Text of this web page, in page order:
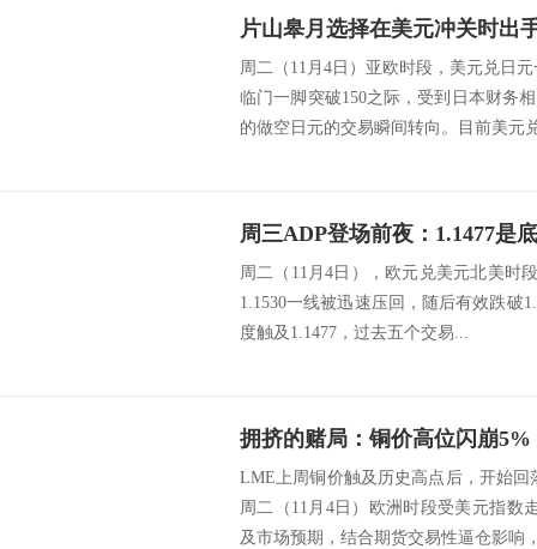
周二（11月4日）亚欧时段，美元兑日
临门一脚突破150之际，受到日本财务
的做空日元的交易瞬间转向。目前美元
周二（11月4日），欧元兑美元北美时
1.1530一线被迅速压回，随后有效跌破
度触及1.1477，过去五个交易...
拥挤的赌局：铜价高位闪崩
LME上周铜价触及历史高点后，开始
周二（11月4日）欧洲时段受美元指数
及市场预期，结合期货交易性逼仓影响